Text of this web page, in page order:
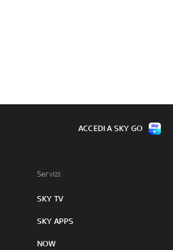
Servizi:
SKY TV
SKY APPS
NOW
ACCEDI A SKY GO